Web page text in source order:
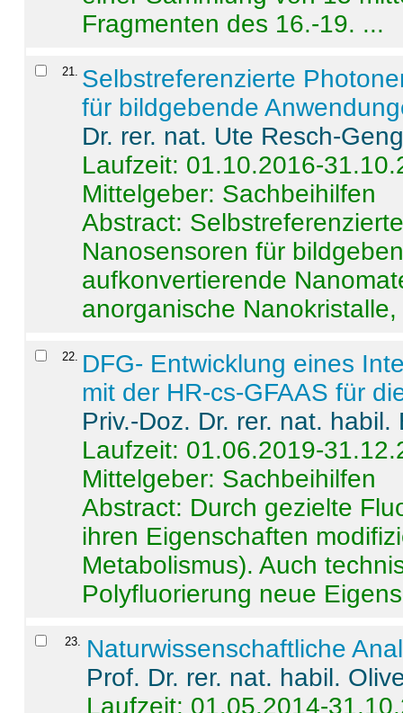
Fragmenten des 16.-19. ...
21
Selbstreferenzierte
für bildgebende
Dr. rer. nat. Ute Resch-
Laufzeit: 01.10.2016-
Mittelgeber: Sachbeihilfen
Abstract:
Nanosensoren für
aufkonvertierende
anorganische
22
DFG- Entwicklung eines
mit der HR-cs-GFAAS für
Priv.-Doz. Dr. rer. nat.
Laufzeit: 01.06.2019-
Mittelgeber: Sachbeihilfen
Abstract: Durch gezielte
ihren Eigenschaften
Metabolismus). Auch
Polyfluorierung neue
23. Naturwissenschaftliche
Prof. Dr. rer. nat. habil.
Laufzeit: 01.05.2014-